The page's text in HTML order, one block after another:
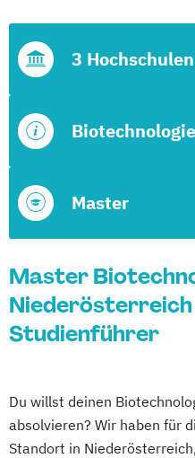
Master
Biotechnologie
3 Hochschulen
Master
Niederösterreich
Studienführer
Du willst deinen
absolvieren? Wir haben für
Standort in